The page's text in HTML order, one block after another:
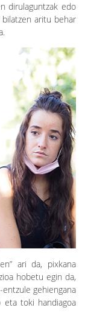
dirulaguntzak edo
aritu behar
ari da, pixkana
hobetu egin da,
gehiengana
eta toki handiagoa